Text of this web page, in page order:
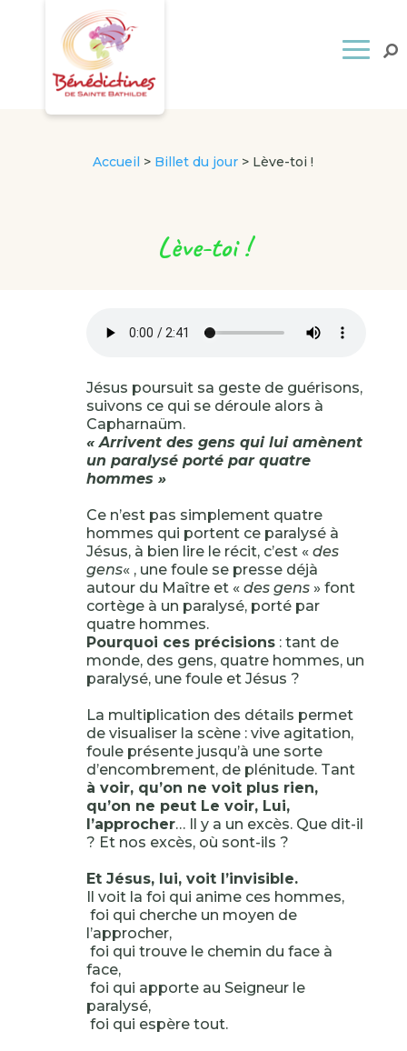
Accueil > Billet du jour > Lève-toi !
Lève-toi !
Jésus poursuit sa geste de guérisons,
suivons ce qui se déroule alors à
Capharnaüm.
« Arrivent des gens qui lui amènent
un paralysé porté par quatre
hommes »
Ce n’est pas simplement quatre
hommes qui portent ce paralysé à
Jésus, à bien lire le récit, c’est « des
gens« , une foule se presse déjà
autour du Maître et « des gens» font
cortège à un paralysé, porté par
quatre hommes.
Pourquoi ces précisions: tant de
monde, des gens, quatre hommes, un
paralysé, une foule et Jésus ?
La multiplication des détails permet
de visualiser la scène : vive agitation,
foule présente jusqu’à une sorte
d’encombrement, de plénitude. Tant
à voir, qu’on ne voit plus rien,
qu’on ne peut Le voir, Lui,
l’approcher… Il y a un excès. Que dit-il
? Et nos excès, où sont-ils ?
Et Jésus, lui, voit l’invisible.
Il voit la foi qui anime ces hommes,
foi qui cherche un moyen de
l’approcher,
foi qui trouve le chemin du face à
face,
foi qui apporte au Seigneur le
paralysé,
foi qui espère tout.